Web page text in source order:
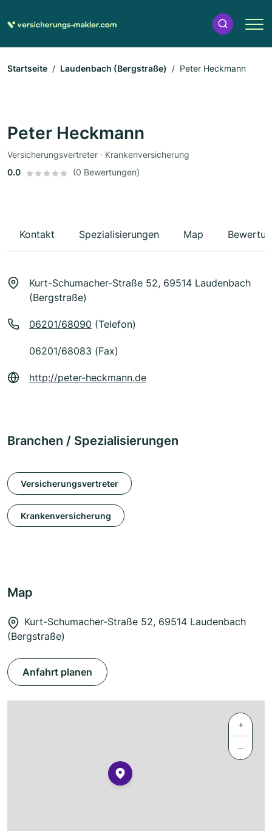
Startseite Laudenbach (Bergstraße) Peter Heckmann
Peter Heckmann
Versicherungsvertreter · Krankenversicherung
0.0
(0 Bewertungen)
Kontakt Spezialisierungen Map
Kurt-Schumacher-Straße 52, 69514 Laudenbach
(Bergstraße)
06201/68090 (Telefon)
06201/68083 (Fax)
http://peter-heckmann.de
Branchen / Spezialisierungen
Versicherungsvertreter
Krankenversicherung
Map
Kurt-Schumacher-Straße 52, 69514 Laudenbach
(Bergstraße)
Anfahrt planen
+
−